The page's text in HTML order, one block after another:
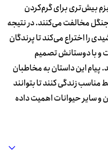
بیش‌تری برای گرم‌کردن
مخالفت می‌کنند. در نتیجه
را اختراع می‌کند تا پرندگان
و با دوستانش تصمیم
پیام این داستان به مخاطبان
مناسب زندگی کنند تا بتوانند
و سایر حیوانات اهمیت داده